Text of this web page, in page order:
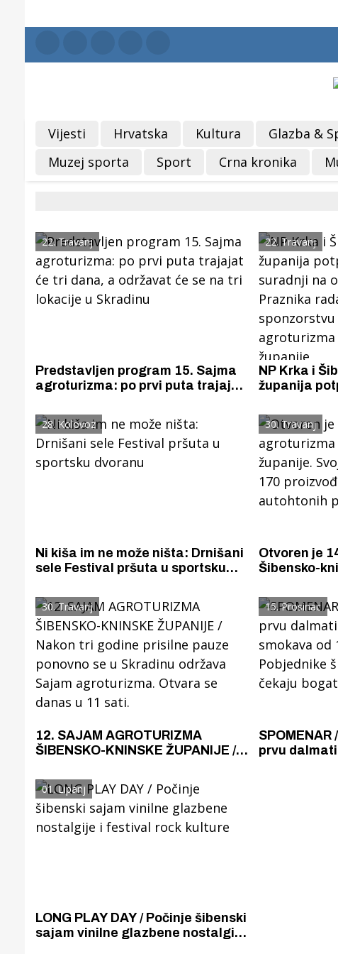
Vijesti Hrvatska Kultura Glazba &
Muzej sporta
Sport Crna kronika
22. Travanj
Predstavljen program 15. Sajma
agroturizma: po prvi puta trajajat
lokacije u Skradinu
22. Travanj
NP Krka i
županija
Praznika
sponzorstvu
agroturizma
županije
28. Kolovoz
Ni kiša im ne može ništa: Drnišani
sele Festival pršuta u sportsku
30. Travanj
Otvoren je
Šibensko-
domaćih i
30. Travanj
12. SAJAM AGROTURIZMA
ŠIBENSKO-KNINSKE ŽUPANIJE /
ponovno se u Skradinu održava
Sajam agroturizma. Otvara se
danas u 11 sati.
15. Prosinac
prvu
01. Lipanj
LONG PLAY DAY / Počinje šibenski
sajam vinilne glazbene nostalgije